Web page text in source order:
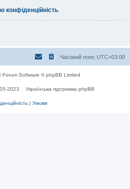
конфіденційність
Часовий пояс UTC+03:00
Forum Software © phpBB Limited
2023 Українська підтримка phpBB
| Умови